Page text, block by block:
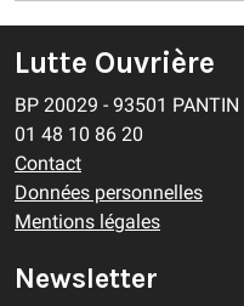
Lutte Ouvrière
BP 20029 - 93501 PANTIN
01 48 10 86 20
Contact
Données personnelles
Mentions légales
Newsletter